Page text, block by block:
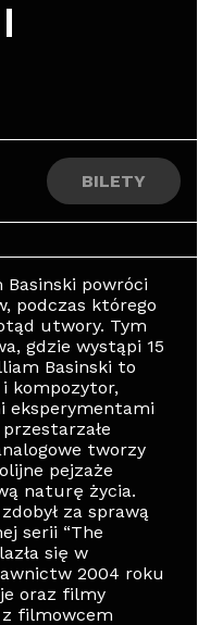
BILETY
powróci
podczas którego
utwory. Tym
gdzie wystąpi 15
Basinski to
kompozytor,
eksperymentami
tworzy
pejzaże
naturę życia.
za sprawą
serii “The
się w
2004 roku
oraz filmy
z filmowcem